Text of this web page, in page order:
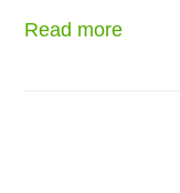
Read more